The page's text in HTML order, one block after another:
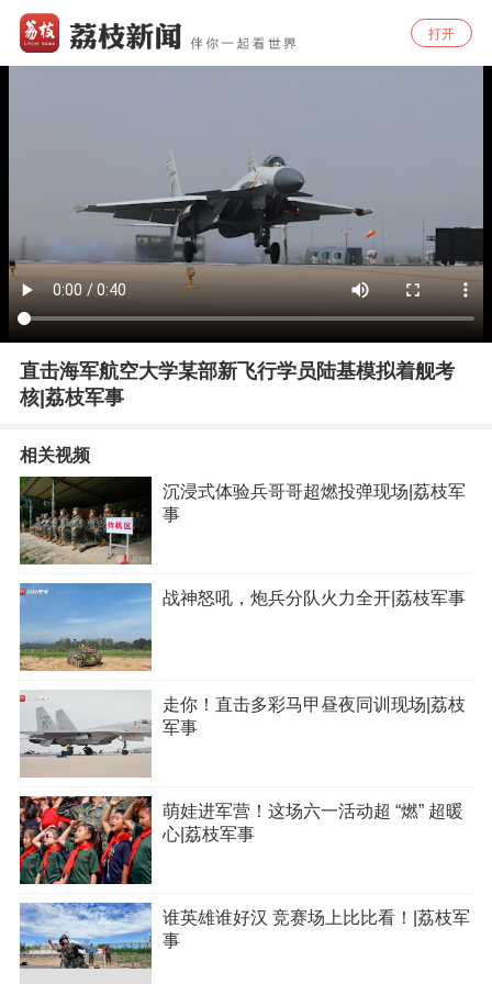
打开
直击海军航空大学某部新飞行学员陆基模拟着舰考
核|荔枝军事
相关视频
沉浸式体验兵哥哥超燃投弹现场|荔枝军
事
战神怒吼，炮兵分队火力全开|荔枝军事
走你！直击多彩马甲昼夜同训现场|荔枝
军事
萌娃进军营！这场六一活动超 “燃” 超暖
心|荔枝军事
谁英雄谁好汉 竞赛场上比比看！|荔枝军
事